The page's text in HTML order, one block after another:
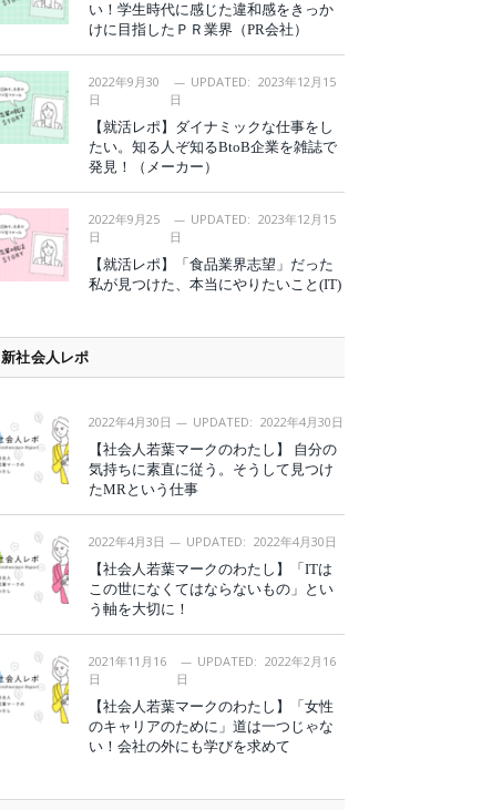
い！学生時代に感じた違和感をきっか
けに目指したＰＲ業界（PR会社）
2022年9月30
日
UPDATED: 2023年12月15
日
【就活レポ】ダイナミックな仕事をし
たい。知る人ぞ知るBtoB企業を雑誌で
発見！（メーカー）
2022年9月25
日
UPDATED: 2023年12月15
日
【就活レポ】「食品業界志望」だった
私が見つけた、本当にやりたいこと(IT)
新社会人レポ
2022年4月30日 UPDATED: 2022年4月30日
【社会人若葉マークのわたし】 自分の
気持ちに素直に従う。そうして見つけ
たMRという仕事
2022年4月3日 UPDATED: 2022年4月30日
【社会人若葉マークのわたし】「ITは
この世になくてはならないもの」とい
う軸を大切に！
2021年11月16
日
UPDATED: 2022年2月16
日
【社会人若葉マークのわたし】「女性
のキャリアのために」道は一つじゃな
い！会社の外にも学びを求めて